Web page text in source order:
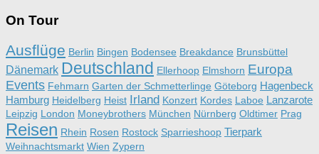
On Tour
Ausflüge Berlin Bingen Bodensee Breakdance Brunsbüttel
Dänemark Deutschland Ellerhoop Elmshorn Europa
Events Fehmarn Garten der Schmetterlinge Göteborg Hagenbeck
Hamburg Heidelberg Heist Irland Konzert Kordes Laboe Lanzarote
Leipzig London Moneybrothers München Nürnberg Oldtimer Prag
Reisen Rhein Rosen Rostock Sparrieshoop Tierpark
Weihnachtsmarkt Wien Zypern